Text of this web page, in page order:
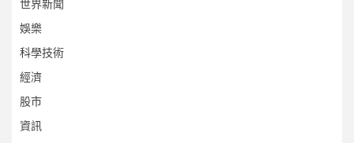
世界新聞
娛樂
科學技術
經濟
股市
資訊